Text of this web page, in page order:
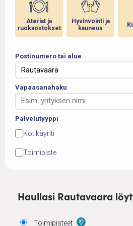
Ateriat ja
ruokaostokset
Hyvinvointi ja
kauneus
Postinumero tai alue
Vapaasanahaku
Palvelutyyppi
Kotikäynti
Toimipiste
Haullasi Rautavaara
Toimipisteet